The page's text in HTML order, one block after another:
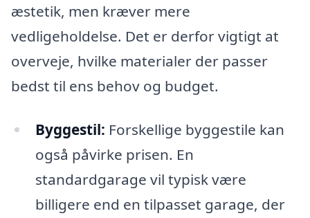
æstetik, men kræver mere
vedligeholdelse. Det er derfor vigtigt at
overveje, hvilke materialer der passer
bedst til ens behov og budget.
Byggestil: Forskellige byggestile kan
også påvirke prisen. En
standardgarage vil typisk være
billigere end en tilpasset garage, der